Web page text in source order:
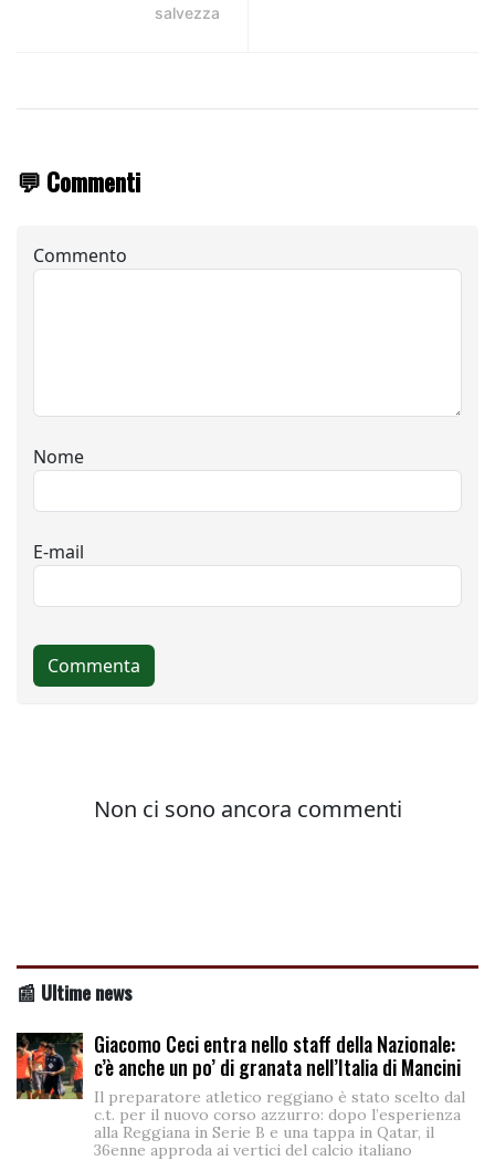
salvezza
💬 Commenti
📰 Ultime news
Giacomo Ceci entra nello staff della Nazionale:
c’è anche un po’ di granata nell’Italia di Mancini
Il preparatore atletico reggiano è stato scelto dal
c.t. per il nuovo corso azzurro: dopo l’esperienza
alla Reggiana in Serie B e una tappa in Qatar, il
36enne approda ai vertici del calcio italiano